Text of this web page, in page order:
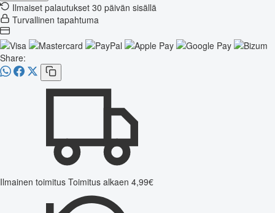
Ilmaiset palautukset 30 päivän sisällä
Turvallinen tapahtuma
Share:
Ilmainen toimitus Toimitus alkaen 4,99€